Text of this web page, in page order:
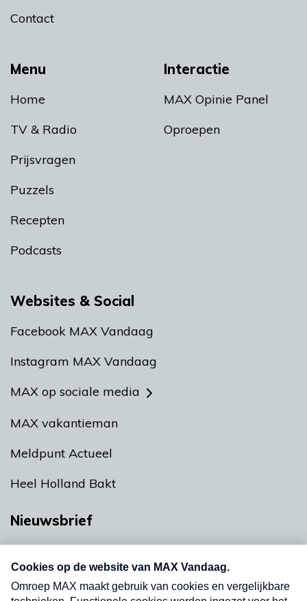
Menu
Home
TV & Radio
Prijsvragen
Puzzels
Recepten
Podcasts
Interactie
MAX Opinie Panel
Oproepen
Contact
Websites & Social
Facebook MAX Vandaag
Instagram MAX Vandaag
MAX op sociale media
MAX vakantieman
Meldpunt Actueel
Heel Holland Bakt
Nieuwsbrief
nieuwsbrief. Elke vrijdag- en dinsdagochtend in
uw mailbox.